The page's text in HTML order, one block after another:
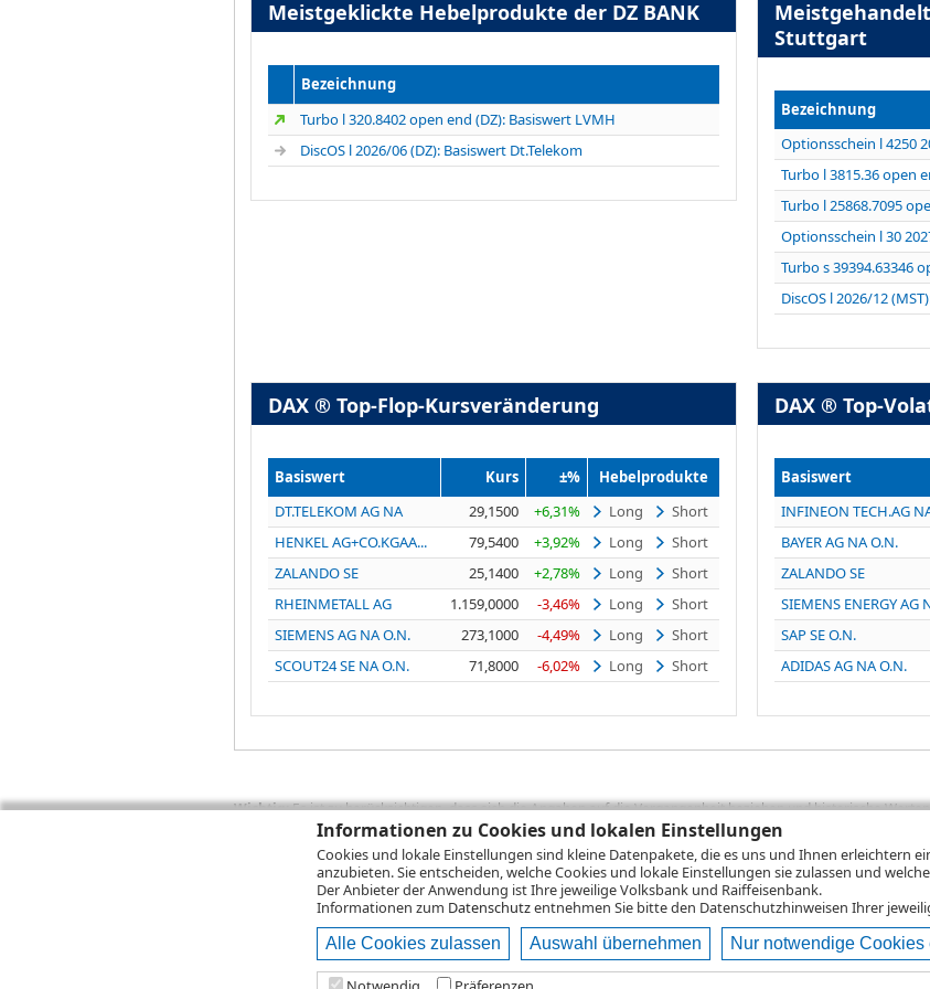
Informationen zu Cookies und lokalen Einstellungen
Cookies und lokale Einstellungen sind kleine Datenpakete, die es uns und Ihnen erleichtern
anzubieten. Sie entscheiden, welche Cookies und lokale Einstellungen sie zulassen und
Der Anbieter der Anwendung ist Ihre jeweilige Volksbank und Raiffeisenbank.
Informationen zum Datenschutzentnehmen Sie bitte den Datenschutzhinweisen Ihrer
Alle Cookies zulassen Auswahl übernehmen Nur notwendige Cookies
Meistgeklickte Hebelprodukte der DZ BANK
Bezeichnung
Turbo l 320.8402 open end (DZ): Basiswert LVMH
DiscOS l 2026/06 (DZ): Basiswert Dt.Telekom
Stuttgart
Bezeichnung
Optionsschein l 4250
Turbo l 3815.36 open
Turbo l 25868.7095
Optionsschein l 30
Turbo s 39394.63346
DiscOS l 2026/12
DAX ® Top-Flop-Kursveränderung
Basiswert Kurs ±%
Hebelprodukte
DT.TELEKOM AG NA
29,1500 +6,31% Long
Short
HENKEL AG+CO.KGAA...
79,5400 +3,92% Long
Short
ZALANDO SE
25,1400 +2,78% Long
Short
RHEINMETALL AG
1.159,0000 -3,46% Long
Short
SIEMENS AG NA O.N.
273,1000 -4,49% Long
Short
SCOUT24 SE NA O.N.
71,8000 -6,02% Long Short
DAX ® Top-
Basiswert
INFINEON TECH.AG
BAYER AG NA O.N.
ZALANDO SE
SIEMENS ENERGY AG
SAP SE O.N.
ADIDAS AG NA O.N.
Wichtig:Es ist zu berücksichtigen, dass sich die Angaben auf die Vergangenheit beziehen und historische
zukünftige Ergebnisse darstellen. Bei Performanceangaben handelt es sich stets um Bruttowertangaben. Bei
Provisionen, Gebühren und andere Entgelte), die beim Erwerb von Wertpapieren in der Regel anfallen, nicht
Depotgebühren hinzu. Mit dem Wertentwicklungsrechner können Sie auf den einzelnen Wertpapierseiten Ihre
Performance, die sich unter Berücksichtigung sämtlicher Transaktionskosten und etwaigen Depotgebühren
kann die Rendite zudem infolge von Währungsschwankungen steigen oder fallen.
DZ BANK AGBitte beachten Sie dieNutzungsbedingungen Datenschutz
Hilfe